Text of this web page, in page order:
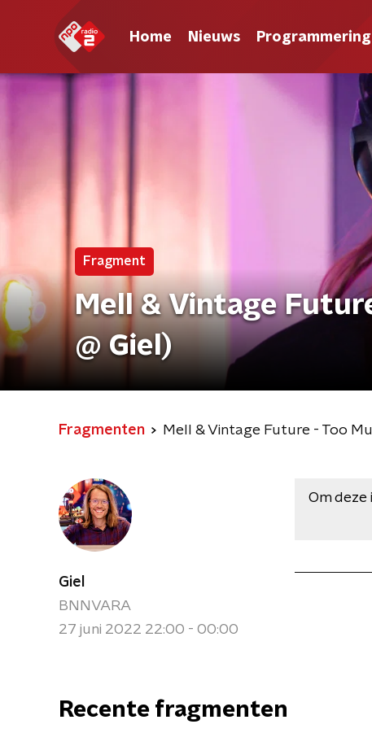
Home Nieuws Programmering
Fragment
Mell & Vintage
@ Giel)
Fragmenten Mell & Vintage Future - Too
Giel
BNNVARA
27 juni 2022 22:00 - 00:00
Om
Recente fragmenten